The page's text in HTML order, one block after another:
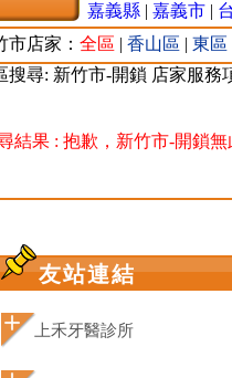
嘉義縣 | 嘉義市 |
市店家： 全區 | 香山區 | 東區
搜尋: 新竹市-開鎖 店家服務
結果 : 抱歉，新竹市-開鎖
友站連結
上禾牙醫診所